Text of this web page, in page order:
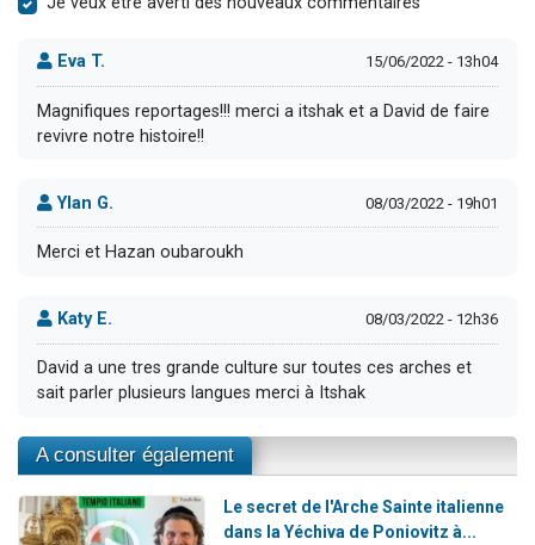
Eva T. 15/06/2022 - 13h04
Magnifiques reportages!!! merci a itshak et a David de faire
revivre notre histoire!!
Ylan G. 08/03/2022 - 19h01
Merci et Hazan oubaroukh
Katy E. 08/03/2022 - 12h36
David a une tres grande culture sur toutes ces arches et
sait parler plusieurs langues merci à Itshak
A consulter également
Le secret de l'Arche Sainte italienne
dans la Yéchiva de Poniovitz à...